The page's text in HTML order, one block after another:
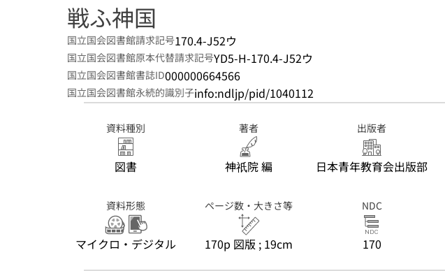
戦ふ神国
国立国会図書館請求記号170.4-J52ウ
国立国会図書館原本代替請求記号YD5-H-170.4-J52ウ
国立国会図書館書誌ID000000664566
国立国会図書館永続的識別子info:ndljp/pid/1040112
資料種別
図書
著者
神祇院 編
出版者
日本青年教育会出版部
資料形態
マイクロ・デジタル
ページ数・大きさ等
170p 図版 ; 19cm
NDC
170